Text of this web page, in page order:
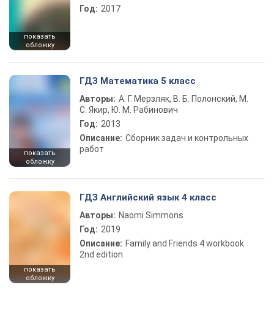
показать
обложку
Год: 2017
показать
обложку
ГДЗ Математика 5 класс
Авторы: А. Г. Мерзляк, В. Б. Полонский, М.
С. Якир, Ю. М. Рабинович
Год: 2013
Описание: Сборник задач и контрольных
работ
показать
обложку
ГДЗ Английский язык 4 класс
Авторы: Naomi Simmons
Год: 2019
Описание: Family and Friends 4 workbook
2nd edition